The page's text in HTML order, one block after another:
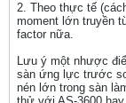
2. Theo thực tế
moment lớn truyền
factor nữa.
Lưu ý một nhược
sàn ứng lực trước
nén lớn trong sàn